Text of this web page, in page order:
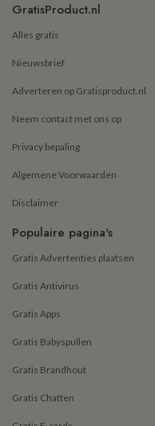
GratisProduct.nl
Alles gratis
Nieuwsbrief
Adverteren op Gratisproduct.nl
Neem contact met ons op
Privacy bepaling
Algemene Voorwaarden
Disclaimer
Populaire pagina's
Gratis Advertenties plaatsen
Gratis Antivirus
Gratis Apps
Gratis Babyspullen
Gratis Brandhout
Gratis Chatten